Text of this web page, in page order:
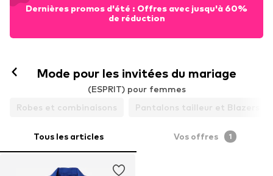
Dernières promos d'été : Offres avec jusqu'à 60%
de réduction
Mode pour les invitées du mariage
(ESPRIT) pour femmes
Robes et combinaisons
Pantalons tailleur et Blazers
Tous les articles Vos offres 1